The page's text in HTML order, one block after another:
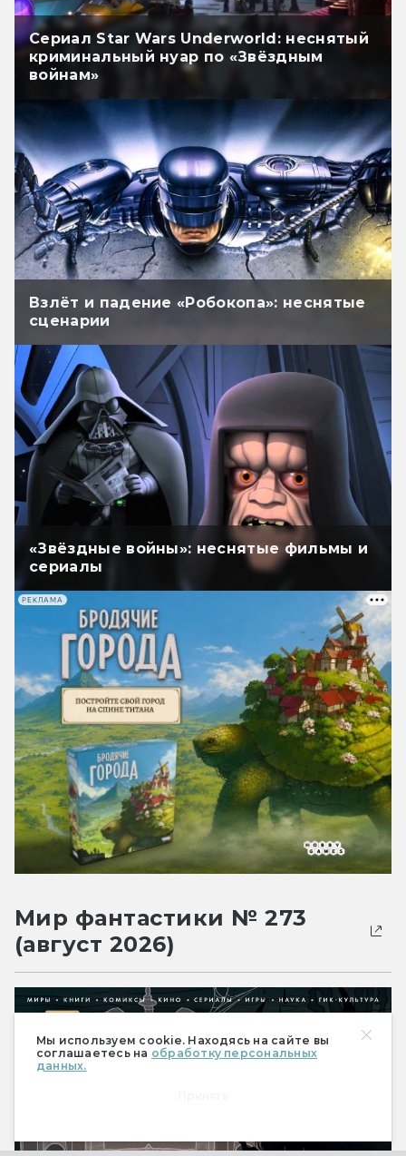
Мы используем cookie. Находясь на сайте вы
соглашаетесь на обработку персональных
данных.
Сериал Star Wars Underworld: неснятый
криминальный нуар по «Звёздным
войнам»
Взлёт и падение «Робокопа»: неснятые
сценарии
«Звёздные войны»: неснятые фильмы и
сериалы
РЕКЛАМА
Мир фантастики № 273
(август 2026)